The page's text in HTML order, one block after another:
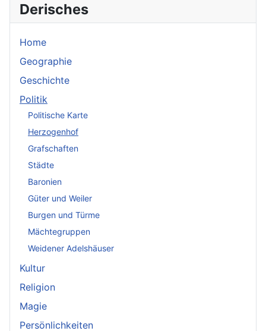
Derisches
Home
Geographie
Geschichte
Politik
Politische Karte
Herzogenhof
Grafschaften
Städte
Baronien
Güter und Weiler
Burgen und Türme
Mächtegruppen
Weidener Adelshäuser
Kultur
Religion
Magie
Persönlichkeiten